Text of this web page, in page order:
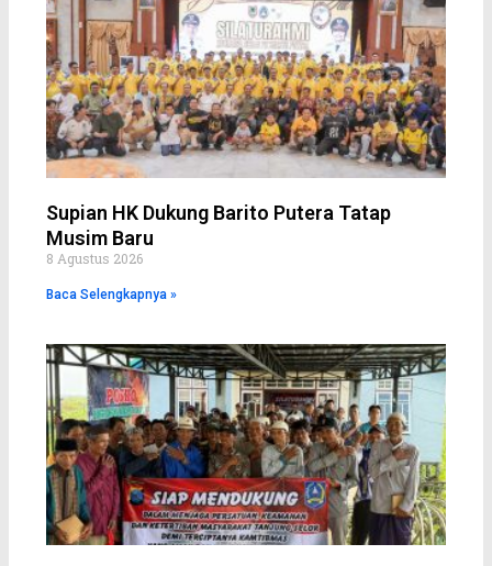
Supian HK Dukung Barito Putera Tatap
Musim Baru
8 Agustus 2026
Baca Selengkapnya »